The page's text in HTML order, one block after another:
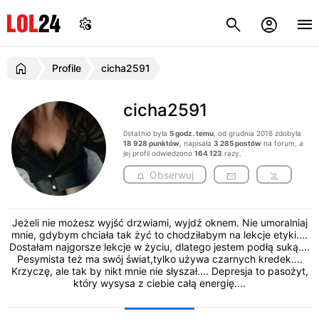
Profile cicha2591
cicha2591
0statnio była 5 godz. temu, od grudnia 2016 zdobyła
18 928 punktów , napisała 3 285 postów na forum, a
jej profil odwiedzono 164 123 razy.
Obserwuj
Jeżeli nie możesz wyjść drzwiami, wyjdź oknem. Nie umoralniaj
mnie, gdybym chciała tak żyć to chodziłabym na lekcje etyki....
Dostałam najgorsze lekcje w życiu, dlatego jestem podłą suką....
Pesymista też ma swój świat,tylko używa czarnych kredek....
Krzyczę, ale tak by nikt mnie nie słyszał.... Depresja to pasożyt,
który wysysa z ciebie całą energię....